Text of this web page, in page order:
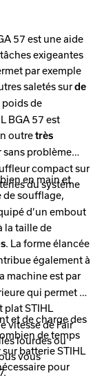
57 est une aide
exigeantes
par exemple
saletés surde
poids de
BGA 57 est
outretrès
sans problème
compact sur
du système
en main et
de soufflage,
d’un embout
la taille de
. La forme élancée
également à
machine est par
qui permet de
plat STIHL
vitesse de l’air
lourdes ou
vous
et de charge des
de temps
batterie STIHL
pour